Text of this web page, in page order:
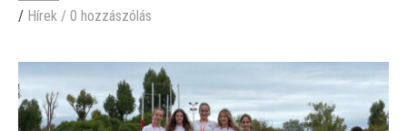
/ Hírek / 0 hozzászólás